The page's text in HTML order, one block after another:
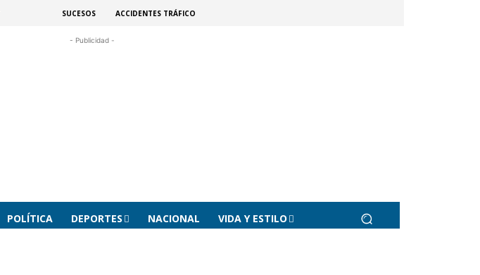
SUCESOS ACCIDENTES TRÁFICO
- Publicidad -
POLÍTICA DEPORTES NACIONAL VIDA Y ESTILO